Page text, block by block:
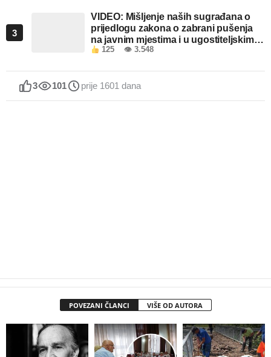
3
VIDEO: Mišljenje naših sugrađana o
prijedlogu zakona o zabrani pušenja
na javnim mjestima i u ugostiteljskim
objektima u FBiH
125 👁 3.548
3 101 prije 1601 dana
POVEZANI ČLANCI VIŠE OD AUTORA